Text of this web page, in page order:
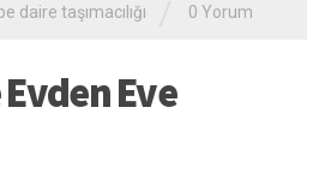
daire taşımacılığı 0 Yorum
Eve